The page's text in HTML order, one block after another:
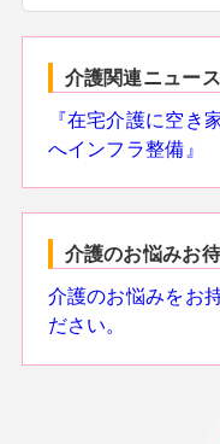
介護関連ニュース
『在宅介護に空
へインフラ整備』
介護のお悩みお
介護のお悩みをお
ださい。